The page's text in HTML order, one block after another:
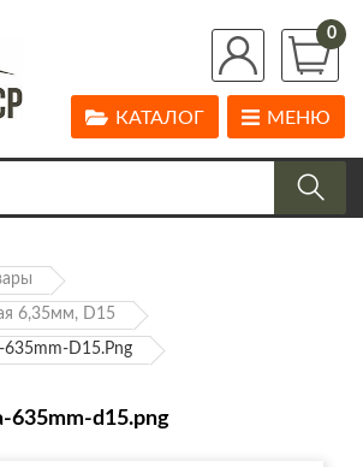
0
МЕНЮ
КАТАЛОГ
6,35мм, D15
635mm-D15.png
635mm-d15.png